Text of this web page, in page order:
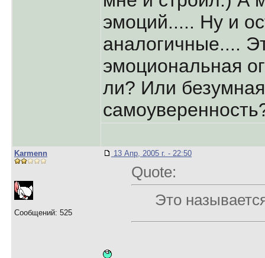
эмоций..... Ну и
аналогичные....
эмоциональная
ли? Или
Karmenn
Сообщений: 525
13 Апр, 2005 г. - 22:50
Quote:
Это